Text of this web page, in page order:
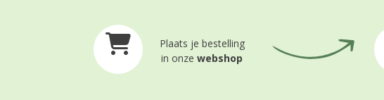
Plaats je bestelling
in onze webshop